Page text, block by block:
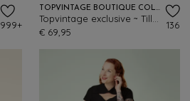
999+
TOPVINTAGE BOUTIQUE COLLECTION
€ 69,95
136